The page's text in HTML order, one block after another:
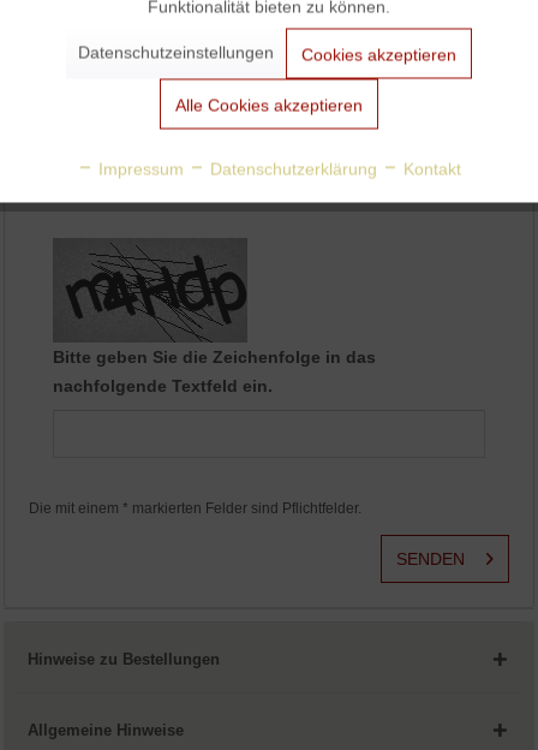
Bitte geben Sie die Zeichenfolge in das
nachfolgende Textfeld ein.
Die mit einem * markierten Felder sind Pflichtfelder.
SENDEN
Hinweise zu Bestellungen
Allgemeine Hinweise
Aktiv
Aktiv
Personalisierung
Funktionalität bieten zu können.
Datenschutzeinstellungen Cookies akzeptieren
Alle Cookies akzeptieren
Impressum Datenschutzerklärung Kontakt